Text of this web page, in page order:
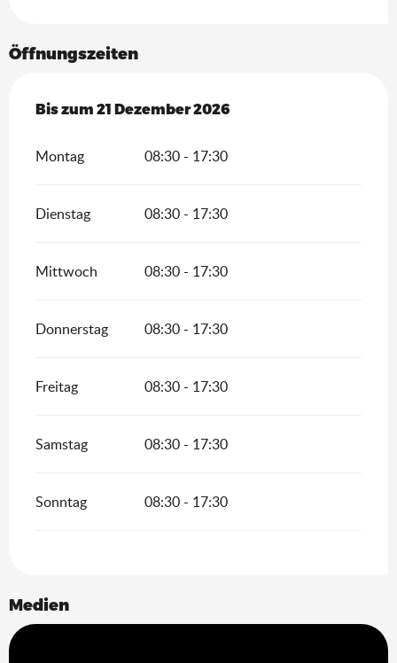
Öffnungszeiten
vom6 Januar 2026bis zum
Bis zum 21 Dezember 2026
Montag 08:30 - 17:30
Dienstag 08:30 - 17:30
Mittwoch 08:30 - 17:30
Donnerstag 08:30 - 17:30
Freitag 08:30 - 17:30
Samstag 08:30 - 17:30
Sonntag 08:30 - 17:30
Medien